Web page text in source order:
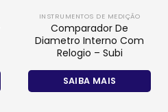
INSTRUMENTOS DE MEDIÇÃO
Comparador De
Diametro Interno Com
Relogio – Subi
SAIBA MAIS